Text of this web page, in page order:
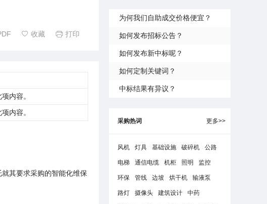
 收藏  打印
内容。
内容。
其要求采购的智能化维保
为何我们自助成交价格便宜？
如何发布招标公告？
如何发布新中标呢？
如何定制关键词？
中标结果有异议？
采购热词 更多>>
风机 灯具 基础设施 破碎机 公路
电梯 通信电缆 机柜 照明 监控
环保 管线 边坡 烘干机 输液泵
路灯 摄像头 建筑设计 中药